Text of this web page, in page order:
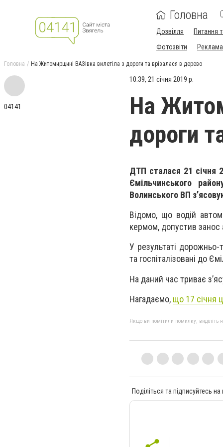
Головна
Дозвілля
Питання
Фотозвіти
Головна На Житомирщині ВАЗівка вилетіла з дороги та врізалася в дерево
04141
10:39, 21 січня 2019 р.
На
дороги
ДТП сталася 21 січня
Ємільчинського
Волинського ВП
Відомо, що водій
кермом, допустив занос
У результаті дорожньо-
та госпіталізовані до
На даний час триває
Нагадаємо, що 17 січня
Якщо ви помітили помилку, виділіть
Поділіться та підписуйтесь